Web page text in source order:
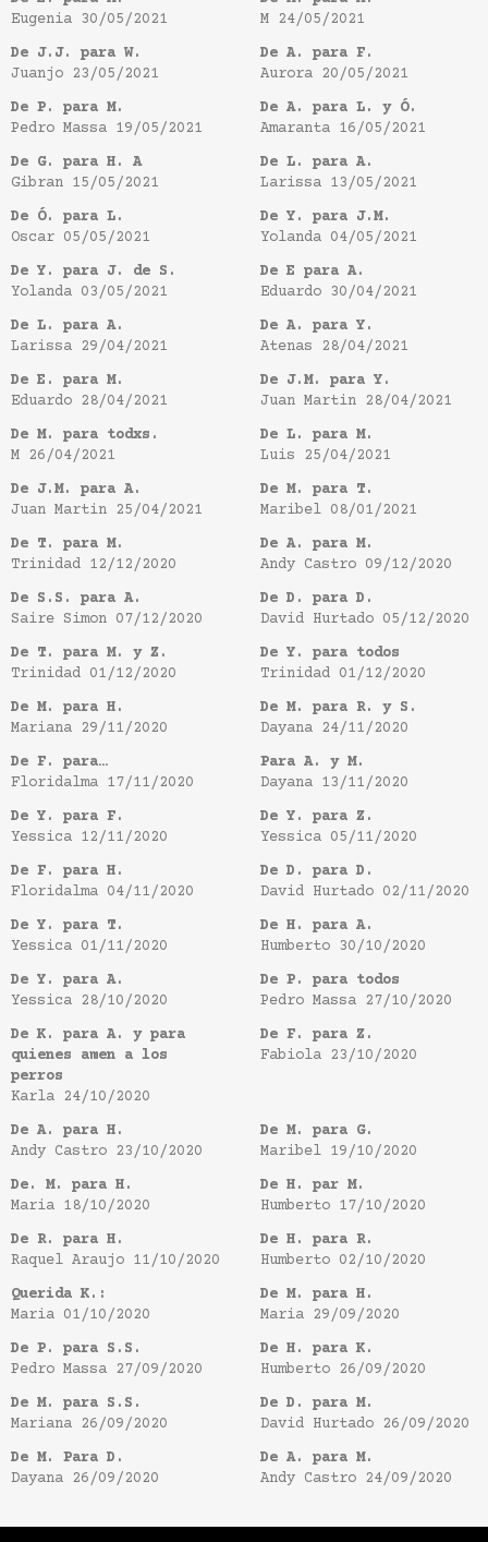
Eugenia 30/05/2021
M 24/05/2021
De J.J. para W.
Juanjo 23/05/2021
De A. para F.
Aurora 20/05/2021
De P. para M.
Pedro Massa 19/05/2021
De A. para L. y Ó.
Amaranta 16/05/2021
De G. para H. A
Gibran 15/05/2021
De L. para A.
Larissa 13/05/2021
De Ó. para L.
Oscar 05/05/2021
De Y. para J.M.
Yolanda 04/05/2021
De Y. para J. de S.
Yolanda 03/05/2021
De E para A.
Eduardo 30/04/2021
De L. para A.
Larissa 29/04/2021
De A. para Y.
Atenas 28/04/2021
De E. para M.
Eduardo 28/04/2021
De J.M. para Y.
Juan Martin 28/04/2021
De M. para todxs.
M 26/04/2021
De L. para M.
Luis 25/04/2021
De J.M. para A.
Juan Martin 25/04/2021
De M. para T.
Maribel 08/01/2021
De T. para M.
Trinidad 12/12/2020
De A. para M.
Andy Castro 09/12/2020
De S.S. para A.
Saire Simon 07/12/2020
De D. para D.
David Hurtado 05/12/2020
De T. para M. y Z.
Trinidad 01/12/2020
De Y. para todos
Trinidad 01/12/2020
De M. para H.
Mariana 29/11/2020
De M. para R. y S.
Dayana 24/11/2020
De F. para…
Floridalma 17/11/2020
Para A. y M.
Dayana 13/11/2020
De Y. para F.
Yessica 12/11/2020
De Y. para Z.
Yessica 05/11/2020
De F. para H.
Floridalma 04/11/2020
De D. para D.
David Hurtado 02/11/2020
De Y. para T.
Yessica 01/11/2020
De H. para A.
Humberto 30/10/2020
De Y. para A.
Yessica 28/10/2020
De P. para todos
Pedro Massa 27/10/2020
De K. para A. y para
quienes amen a los
perros
Karla 24/10/2020
De F. para Z.
Fabiola 23/10/2020
De A. para H.
Andy Castro 23/10/2020
De M. para G.
Maribel 19/10/2020
De. M. para H.
Maria 18/10/2020
De H. par M.
Humberto 17/10/2020
De R. para H.
Raquel Araujo 11/10/2020
De H. para R.
Humberto 02/10/2020
Querida K.:
Maria 01/10/2020
De M. para H.
Maria 29/09/2020
De P. para S.S.
Pedro Massa 27/09/2020
De H. para K.
Humberto 26/09/2020
De M. para S.S.
Mariana 26/09/2020
De D. para M.
David Hurtado 26/09/2020
De M. Para D.
Dayana 26/09/2020
De A. para M.
Andy Castro 24/09/2020